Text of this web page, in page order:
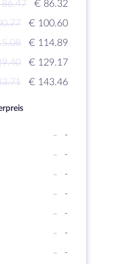
€ 86.32
€ 100.60
€ 114.89
€ 129.17
€ 143.46
-
-
-
-
-
-
-
-
-
-
-
-
-
-